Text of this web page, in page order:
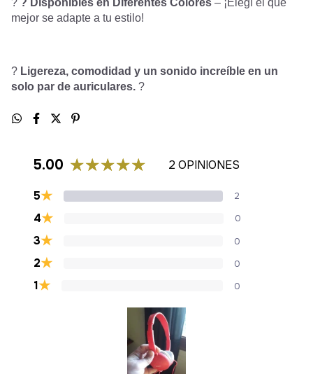
mejor se adapte a tu estilo!
? Ligereza, comodidad y un sonido increíble en un
solo par de auriculares. ?
5.00 2 OPINIONES
5★ 2
4★ 0
3★ 0
2★ 0
1★ 0